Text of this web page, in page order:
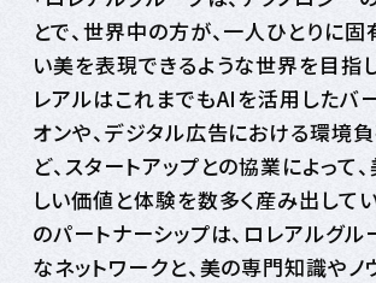
とで、世界中の方が、一人ひとりに固
い美を表現できるような世界を目指
レアルはこれまでもAIを活用したバ
オンや、デジタル広告における環境
ど、スタートアップとの協業によって
しい価値と体験を数多く産み出して
のパートナーシップは、ロレアルグ
なネットワークと、美の専門知識やノ